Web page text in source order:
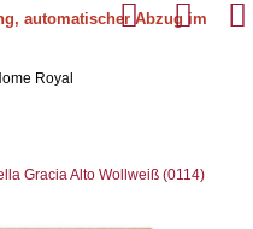
automatischer Abzug im
Gracia Alto Wollweiß (0114)